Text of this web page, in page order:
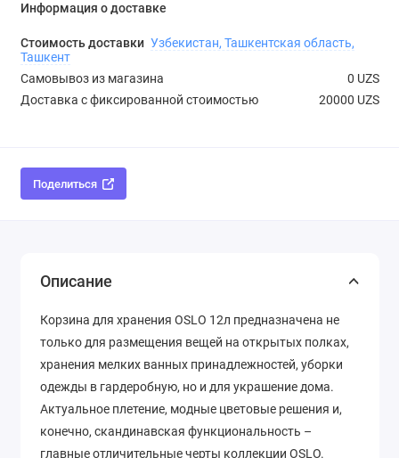
Информация о доставке
Стоимость доставки Узбекистан, Ташкентская область,
Ташкент
Самовывоз из магазина
0 UZS
Доставка с фиксированной стоимостью
20000 UZS
Поделиться
Описание
Корзина для хранения OSLO 12л предназначена не
только для размещения вещей на открытых полках,
хранения мелких ванных принадлежностей, уборки
одежды в гардеробную, но и для украшение дома.
Актуальное плетение, модные цветовые решения и,
конечно, скандинавская функциональность –
главные отличительные черты коллекции OSLO.